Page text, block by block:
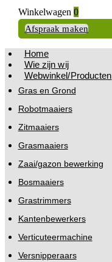
Winkelwagen 0
Afspraak maken
Home
Wie zijn wij
Webwinkel/Producten
Gras en Grond
Robotmaaiers
Zitmaaiers
Grasmaaiers
Zaai/gazon bewerking
Bosmaaiers
Grastrimmers
Kantenbewerkers
Verticuteermachine
Versnipperaars